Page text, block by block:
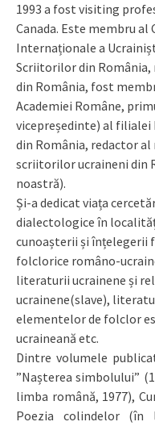
1993 a fost visiting
Canada. Este membru
Internaționale a
Scriitorilor din
din România, fost
Academiei Române,
vicepreședinte) al filialei
din România, redactor
scriitorilor ucraineni din
noastră).
Și-a dedicat viața
dialectologice în
cunoașterii și
folclorice româno-
literaturii ucrainene și
ucrainene(slave),
elementelor de folclor
ucraineană etc.
Dintre volumele
”Nașterea simbolului”
limba română, 1977),
Poezia colindelor (în